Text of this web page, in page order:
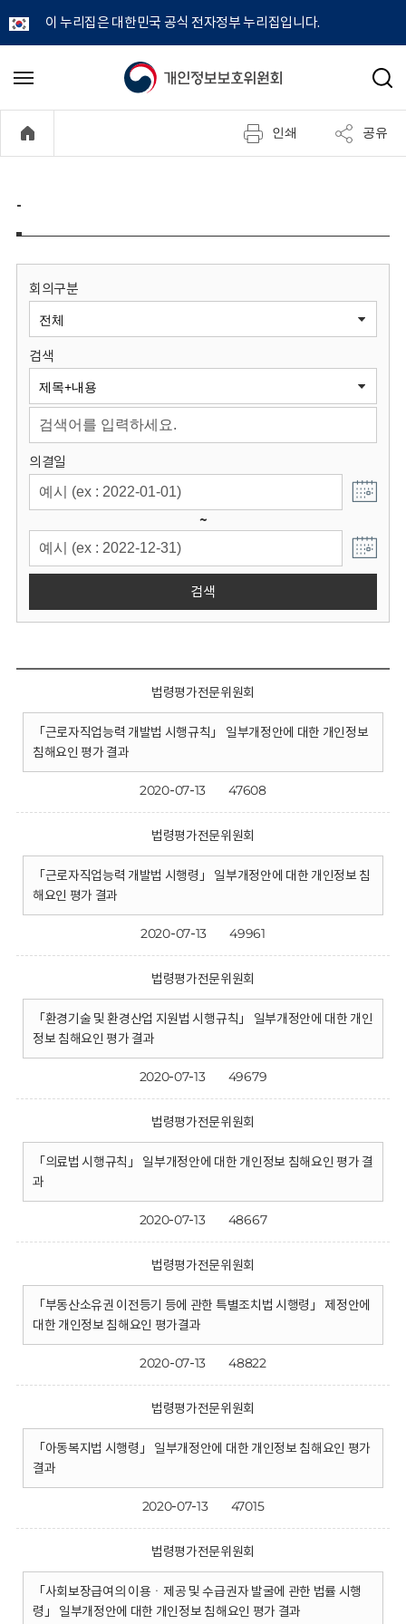
이 누리집은 대한민국 공식 전자정부 누리집입니다.
개
정
보
원
회
메
기
검
인쇄 공유
-
회의구분
검색
의결일
~
검색
법령평가전문위원회
「근로자직업능력 개발법 시행규칙」 일부개정안에 대한 개인정보
침해요인 평가 결과
2020-07-13 47608
법령평가전문위원회
「근로자직업능력 개발법 시행령」 일부개정안에 대한 개인정보 침
해요인 평가 결과
2020-07-13 49961
법령평가전문위원회
「환경기술 및 환경산업 지원법 시행규칙」 일부개정안에 대한 개인
정보 침해요인 평가 결과
2020-07-13 49679
법령평가전문위원회
「의료법 시행규칙」 일부개정안에 대한 개인정보 침해요인 평가 결
과
2020-07-13 48667
법령평가전문위원회
「부동산소유권 이전등기 등에 관한 특별조치법 시행령」 제정안에
대한 개인정보 침해요인 평가결과
2020-07-13 48822
법령평가전문위원회
「아동복지법 시행령」 일부개정안에 대한 개인정보 침해요인 평가
결과
2020-07-13 47015
법령평가전문위원회
「사회보장급여의 이용ㆍ제공 및 수급권자 발굴에 관한 법률 시행
령」 일부개정안에 대한 개인정보 침해요인 평가 결과